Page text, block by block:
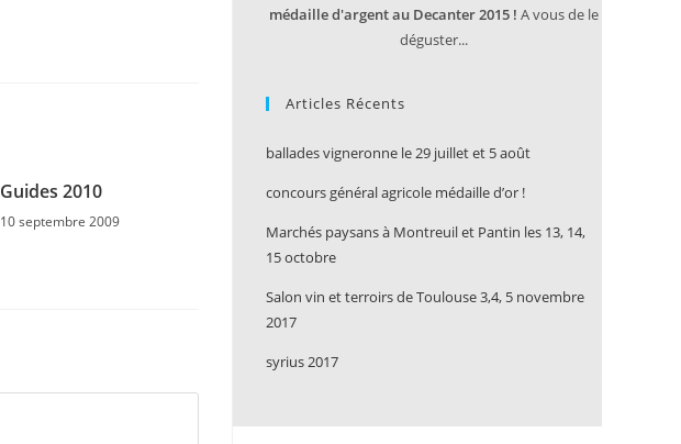
Guides 2010
10 septembre 2009
médaille d'argent au Decanter 2015 ! A vous de le
déguster...
Articles Récents
ballades vigneronne le 29 juillet et 5 août
concours général agricole médaille d’or !
Marchés paysans à Montreuil et Pantin les 13, 14,
15 octobre
Salon vin et terroirs de Toulouse 3,4, 5 novembre
2017
syrius 2017